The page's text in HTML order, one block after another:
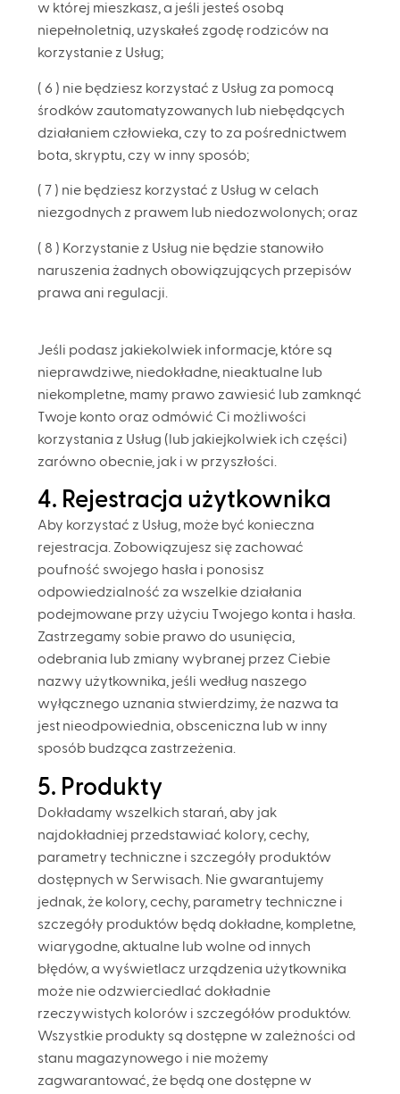
w której mieszkasz, a jeśli jesteś osobą
niepełnoletnią, uzyskałeś zgodę rodziców na
korzystanie z Usług;
( 6 ) nie będziesz korzystać z Usług za pomocą
środków zautomatyzowanych lub niebędących
działaniem człowieka, czy to za pośrednictwem
bota, skryptu, czy w inny sposób;
( 7 ) nie będziesz korzystać z Usług w celach
niezgodnych z prawem lub niedozwolonych; oraz
( 8 ) Korzystanie z Usług nie będzie stanowiło
naruszenia żadnych obowiązujących przepisów
prawa ani regulacji.
Jeśli podasz jakiekolwiek informacje, które są
nieprawdziwe, niedokładne, nieaktualne lub
niekompletne, mamy prawo zawiesić lub zamknąć
Twoje konto oraz odmówić Ci możliwości
korzystania z Usług (lub jakiejkolwiek ich części)
zarówno obecnie, jak i w przyszłości.
4. Rejestracja użytkownika
Aby korzystać z Usług, może być konieczna
rejestracja. Zobowiązujesz się zachować
poufność swojego hasła i ponosisz
odpowiedzialność za wszelkie działania
podejmowane przy użyciu Twojego konta i hasła.
Zastrzegamy sobie prawo do usunięcia,
odebrania lub zmiany wybranej przez Ciebie
nazwy użytkownika, jeśli według naszego
wyłącznego uznania stwierdzimy, że nazwa ta
jest nieodpowiednia, obsceniczna lub w inny
sposób budząca zastrzeżenia.
5. Produkty
Dokładamy wszelkich starań, aby jak
najdokładniej przedstawiać kolory, cechy,
parametry techniczne i szczegóły produktów
dostępnych w Serwisach. Nie gwarantujemy
jednak, że kolory, cechy, parametry techniczne i
szczegóły produktów będą dokładne, kompletne,
wiarygodne, aktualne lub wolne od innych
błędów, a wyświetlacz urządzenia użytkownika
może nie odzwierciedlać dokładnie
rzeczywistych kolorów i szczegółów produktów.
Wszystkie produkty są dostępne w zależności od
stanu magazynowego i nie możemy
zagwarantować, że będą one dostępne w